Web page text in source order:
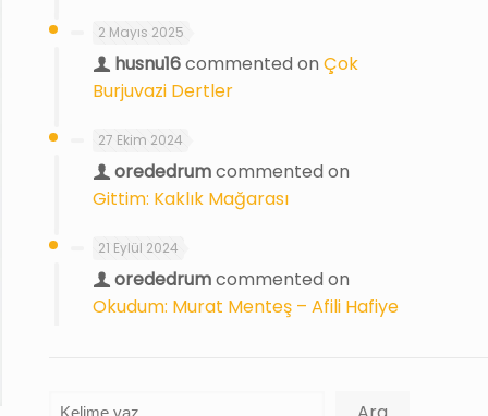
2 Mayıs 2025
husnu16commented on Çok
Burjuvazi Dertler
27 Ekim 2024
orededrumcommented on
Gittim: Kaklık Mağarası
21 Eylül 2024
orededrumcommented on
Okudum: Murat Menteş – Afili Hafiye
Ara